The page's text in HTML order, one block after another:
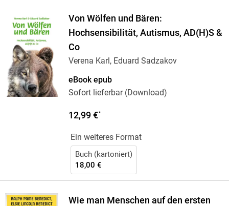
Von Wölfen und Bären:
Hochsensibilität, Autismus, AD(H)S &
Co
Verena Karl, Eduard Sadzakov
eBook epub
Sofort lieferbar (Download)
12,99 €*
Ein weiteres Format
Buch (kartoniert)
18,00 €
Wie man Menschen auf den ersten